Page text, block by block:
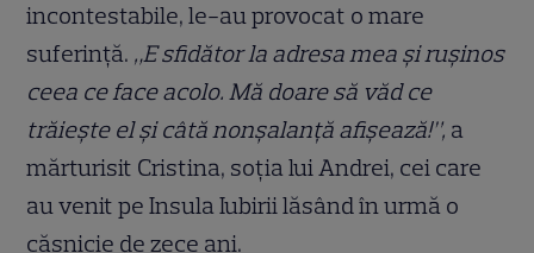
incontestabile, le-au provocat o mare
suferinţă. „E sfidător la adresa mea şi ruşinos
ceea ce face acolo. Mă doare să văd ce
trăieşte el şi câtă nonşalanţă afişează!”, a
mărturisit Cristina, soţia lui Andrei, cei care
au venit pe Insula Iubirii lăsând în urmă o
căsnicie de zece ani.